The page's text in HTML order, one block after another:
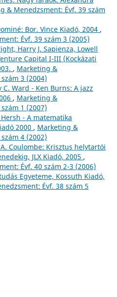
& Menedzsment: Évf. 39 szám
Bor. Vince Kiadó, 2004 ,
Évf. 39 szám 3 (2005)
Harry J. Sapienza, Lowell
Capital I-III (Kockázati
, Marketing &
3 (2004)
C. Ward - Ken Burns: A jazz
, Marketing &
1 (2007)
- A matematika
2000 , Marketing &
4 (2002)
Coulombe: Krisztus helytartói
JLX Kiadó, 2005 ,
Évf. 40 szám 2-3 (2006)
Egyeteme, Kossuth Kiadó,
Évf. 38 szám 5